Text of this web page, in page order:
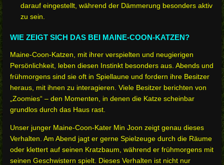
darauf eingestellt, während der Dämmerung besonders aktiv
zu sein.
WIE ZEIGT SICH DAS BEI MAINE-COON-KATZEN?
Maine-Coon-Katzen, mit ihrer verspielten und neugierigen
Persönlichkeit, leben diesen Instinkt besonders aus. Abends und
frühmorgens sind sie oft in Spiellaune und fordern ihre Besitzer
heraus, mit ihnen zu interagieren. Viele Besitzer berichten von
„Zoomies“ – den Momenten, in denen die Katze scheinbar
grundlos durch das Haus rast.
Unser junger Maine-Coon-Kater Min Joon zeigt genau dieses
Verhalten. Am Abend jagt er gerne Spielzeuge durch die Räume
oder klettert auf seinen Kratzbaum, während er frühmorgens mit
seinen Geschwistern spielt. Dieses Verhalten ist nicht nur